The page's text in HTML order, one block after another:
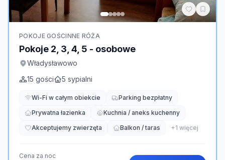
POKOJE GOŚCINNE RÓŻA
Pokoje 2, 3, 4, 5 - osobowe
Władysławowo
15 gości 5 sypialni
Wi-Fi w całym obiekcie
Parking bezpłatny
Prywatna łazienka
Kuchnia / aneks kuchenny
Akceptujemy zwierzęta
Balkon / taras +1 więcej
Cena za noc